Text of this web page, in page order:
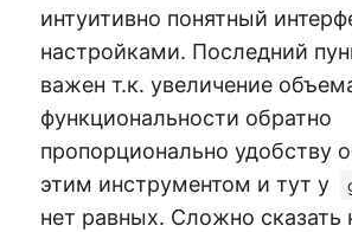
интуитивно понятный
настройками. Последний
важен т.к. увеличение
функциональности обратно
пропорционально удобству
этим инструментом и тут у
нет равных. Сложно сказать